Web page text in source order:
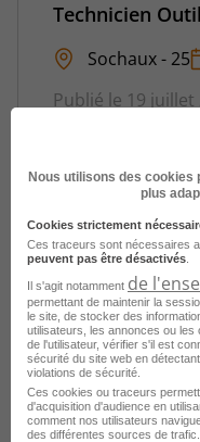
Technicien
Sochaux - 25
Publié le 19 juillet
Opérateur de
Assemblage H/
Nous utilisons des cookies
plus
Cookies strictement
Ces traceurs sont nécessaires
peuvent pas être désactivés
Il s'agit notamment de
permettant de maintenir la
le site, de stocker des
utilisateurs, les annonces ou
de l'utilisateur, vérifier s'il est
sécurité du site web en
violations de sécurité.
Ces cookies ou traceurs
d'acquisition d'audience en
comment nos utilisateurs
des différentes sources de trafic.